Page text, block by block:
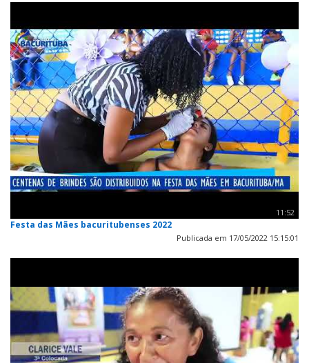
11:52
Festa das Mães bacuritubenses 2022
Publicada em 17/05/2022 15:15:01